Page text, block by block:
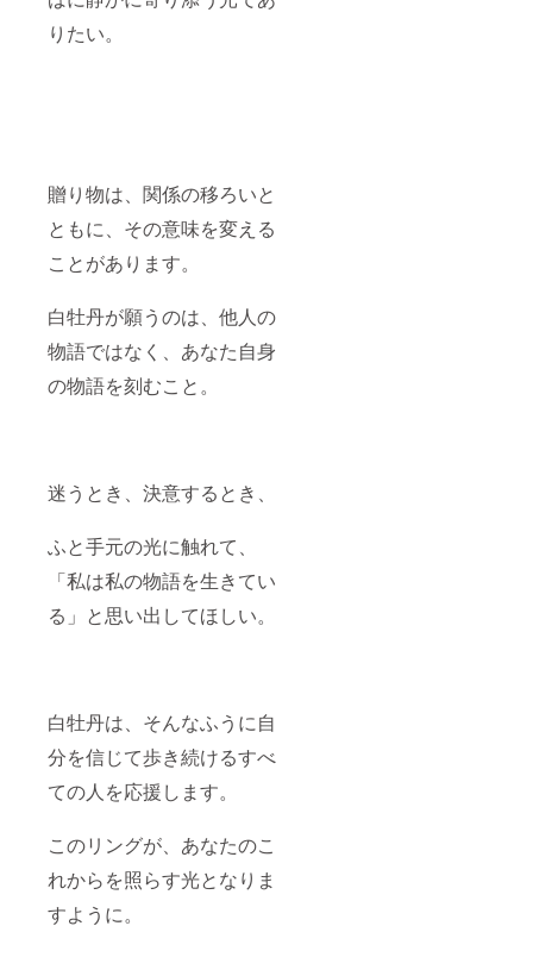
りたい。
贈り物は、関係の移ろいと
ともに、その意味を変える
ことがあります。
白牡丹が願うのは、他人の
物語ではなく、あなた自身
の物語を刻むこと。
迷うとき、決意するとき、
ふと手元の光に触れて、
「私は私の物語を生きてい
る」と思い出してほしい。
白牡丹は、そんなふうに自
分を信じて歩き続けるすべ
ての人を応援します。
このリングが、あなたのこ
れからを照らす光となりま
すように。